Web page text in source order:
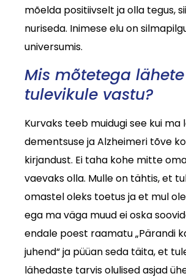
mõelda positiivselt ja olla tegus,
nuriseda. Inimese elu on
universumis.
Mis mõtetega lähete
tulevikule vastu?
Kurvaks teeb muidugi see kui ma
dementsuse ja Alzheimeri tõve
kirjandust. Ei taha kohe mitte
vaevaks olla. Mulle on tähtis, et
omastel oleks toetus ja et mul
ega ma väga muud ei oska
endale poest raamatu „Pärandi
juhend“ ja püüan seda täita, et
lähedaste tarvis olulised asjad